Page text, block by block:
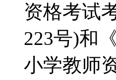
资格考试
223号)和
小学教师